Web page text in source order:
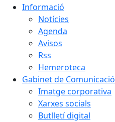
Informació
Notícies
Agenda
Avisos
Rss
Hemeroteca
Gabinet de Comunicació
Imatge corporativa
Xarxes socials
Butlletí digital